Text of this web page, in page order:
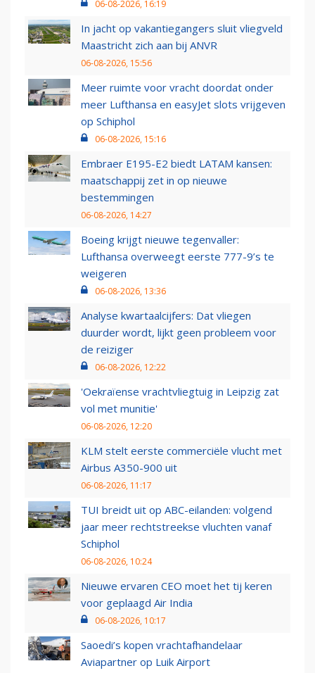
06-08-2026, 16:19
In jacht op vakantiegangers sluit vliegveld
Maastricht zich aan bij ANVR
06-08-2026, 15:56
Meer ruimte voor vracht doordat onder
meer Lufthansa en easyJet slots vrijgeven
op Schiphol
06-08-2026, 15:16
Embraer E195-E2 biedt LATAM kansen:
maatschappij zet in op nieuwe
bestemmingen
06-08-2026, 14:27
Boeing krijgt nieuwe tegenvaller:
Lufthansa overweegt eerste 777-9’s te
weigeren
06-08-2026, 13:36
Analyse kwartaalcijfers: Dat vliegen
duurder wordt, lijkt geen probleem voor
de reiziger
06-08-2026, 12:22
'Oekraïense vrachtvliegtuig in Leipzig zat
vol met munitie'
06-08-2026, 12:20
KLM stelt eerste commerciële vlucht met
Airbus A350-900 uit
06-08-2026, 11:17
TUI breidt uit op ABC-eilanden: volgend
jaar meer rechtstreekse vluchten vanaf
Schiphol
06-08-2026, 10:24
Nieuwe ervaren CEO moet het tij keren
voor geplaagd Air India
06-08-2026, 10:17
Saoedi’s kopen vrachtafhandelaar
Aviapartner op Luik Airport